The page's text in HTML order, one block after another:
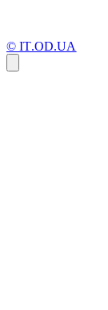
© IT.OD.UA